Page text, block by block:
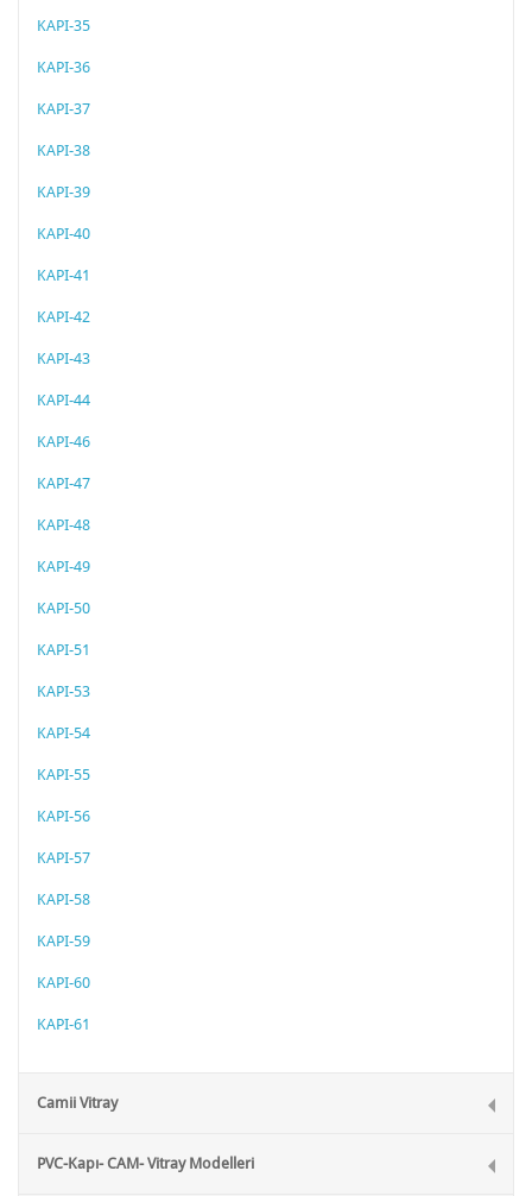
KAPI-35
KAPI-36
KAPI-37
KAPI-38
KAPI-39
KAPI-40
KAPI-41
KAPI-42
KAPI-43
KAPI-44
KAPI-46
KAPI-47
KAPI-48
KAPI-49
KAPI-50
KAPI-51
KAPI-53
KAPI-54
KAPI-55
KAPI-56
KAPI-57
KAPI-58
KAPI-59
KAPI-60
KAPI-61
Camii Vitray
PVC-Kapı- CAM- Vitray Modelleri